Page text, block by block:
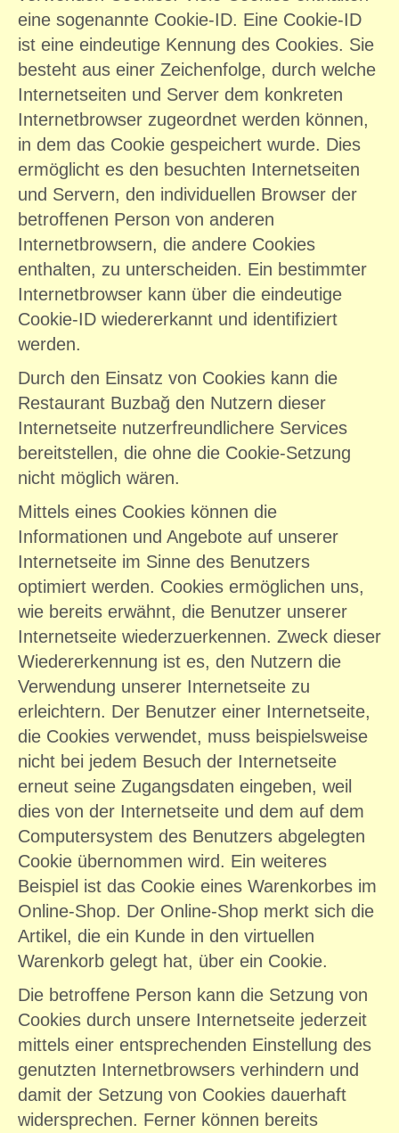
eine sogenannte Cookie-ID. Eine Cookie-ID
ist eine eindeutige Kennung des Cookies. Sie
besteht aus einer Zeichenfolge, durch welche
Internetseiten und Server dem konkreten
Internetbrowser zugeordnet werden können,
in dem das Cookie gespeichert wurde. Dies
ermöglicht es den besuchten Internetseiten
und Servern, den individuellen Browser der
betroffenen Person von anderen
Internetbrowsern, die andere Cookies
enthalten, zu unterscheiden. Ein bestimmter
Internetbrowser kann über die eindeutige
Cookie-ID wiedererkannt und identifiziert
werden.
Durch den Einsatz von Cookies kann die
Restaurant Buzbağ den Nutzern dieser
Internetseite nutzerfreundlichere Services
bereitstellen, die ohne die Cookie-Setzung
nicht möglich wären.
Mittels eines Cookies können die
Informationen und Angebote auf unserer
Internetseite im Sinne des Benutzers
optimiert werden. Cookies ermöglichen uns,
wie bereits erwähnt, die Benutzer unserer
Internetseite wiederzuerkennen. Zweck dieser
Wiedererkennung ist es, den Nutzern die
Verwendung unserer Internetseite zu
erleichtern. Der Benutzer einer Internetseite,
die Cookies verwendet, muss beispielsweise
nicht bei jedem Besuch der Internetseite
erneut seine Zugangsdaten eingeben, weil
dies von der Internetseite und dem auf dem
Computersystem des Benutzers abgelegten
Cookie übernommen wird. Ein weiteres
Beispiel ist das Cookie eines Warenkorbes im
Online-Shop. Der Online-Shop merkt sich die
Artikel, die ein Kunde in den virtuellen
Warenkorb gelegt hat, über ein Cookie.
Die betroffene Person kann die Setzung von
Cookies durch unsere Internetseite jederzeit
mittels einer entsprechenden Einstellung des
genutzten Internetbrowsers verhindern und
damit der Setzung von Cookies dauerhaft
widersprechen. Ferner können bereits